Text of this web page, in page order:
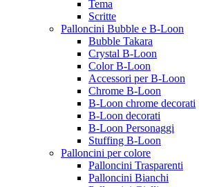
Tema
Scritte
Palloncini Bubble e B-Loon
Bubble Takara
Crystal B-Loon
Color B-Loon
Accessori per B-Loon
Chrome B-Loon
B-Loon chrome decorati
B-Loon decorati
B-Loon Personaggi
Stuffing B-Loon
Palloncini per colore
Palloncini Trasparenti
Palloncini Bianchi